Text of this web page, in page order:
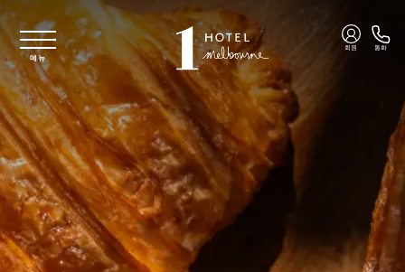
주요 콘텐츠로 건너뛰기
메뉴
회원 통화